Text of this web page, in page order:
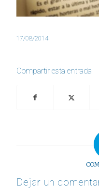
17/08/2014
Compartir esta entrada
Dejar un